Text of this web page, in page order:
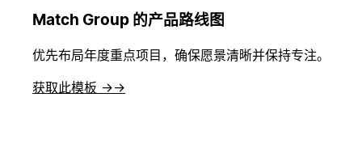
Match Group 的产品路线图
优先布局年度重点项目，确保愿景清晰并保持专注。
获取此模板 →→